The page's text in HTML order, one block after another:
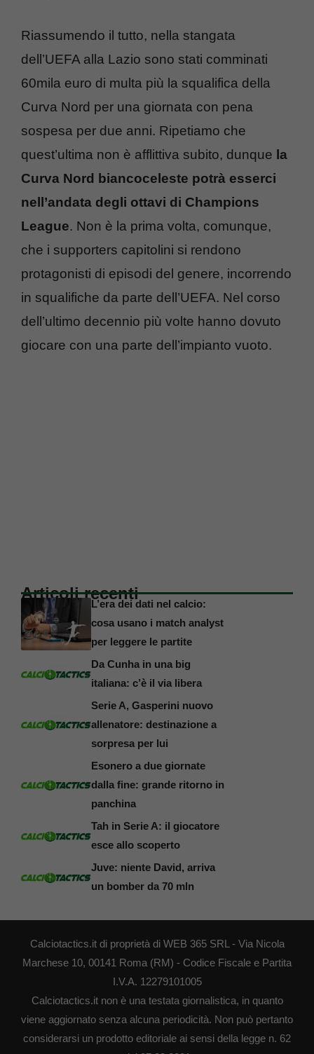
Riassumendo il tutto, nella stangata
dell’UEFA alla Lazio sono stati comminati
60mila euro di multa più la squalifica della
Curva Nord per una giornata con pena
sospesa per due anni. Ripetiamo che
quest’ultima non è afflittiva subito, dunque la
Curva Nord biancoceleste potrà esserci
nell’andata degli ottavi di Champions
League. Non è la prima volta, comunque,
che i supporters capitolini si rendono
protagonisti di episodi del genere, incorrendo
in squalifiche da parte dell’UEFA. Nel corso
dell’ultimo decennio più volte hanno dovuto
giocare con una parte dell’impianto vuoto.
Articoli recenti
L’era dei dati nel calcio:
cosa usano i match analyst
per leggere le partite
Da Cunha in una big
italiana: c’è il via libera
Serie A, Gasperini nuovo
allenatore: destinazione a
sorpresa per lui
Esonero a due giornate
dalla fine: grande ritorno in
panchina
Tah in Serie A: il giocatore
esce allo scoperto
Juve: niente David, arriva
un bomber da 70 mln
Calciotactics.it di proprietà di WEB 365 SRL - Via Nicola
Marchese 10, 00141 Roma (RM) - Codice Fiscale e Partita
I.V.A. 12279101005
Calciotactics.it non è una testata giornalistica, in quanto
viene aggiornato senza alcuna periodicità. Non può pertanto
considerarsi un prodotto editoriale ai sensi della legge n. 62